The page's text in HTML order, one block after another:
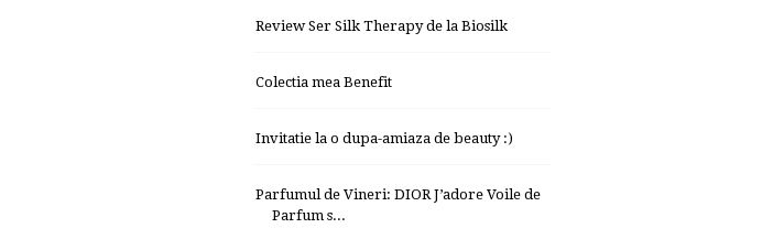
Review Ser Silk Therapy de la Biosilk
Colectia mea Benefit
Invitatie la o dupa-amiaza de beauty :)
Parfumul de Vineri: DIOR J’adore Voile de
Parfum s...